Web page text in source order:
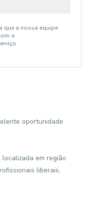
que a nossa equipe
a
oportunidade
localizada em região
liberais,